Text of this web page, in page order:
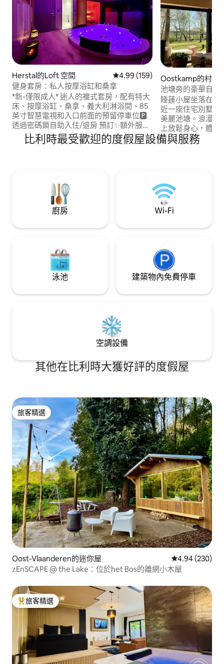
Herstal的Loft 空間 從 159 則評價中獲得 4.99 的平均
4.99 (159)
健身套房：私人按摩浴缸和桑拿
*新-僅限成人* 迷人的複式套房，配有特大
床、按摩浴缸、桑拿、義大利淋浴間、85
英寸智慧電視和入口前面的預留停車位🅿️
透過密碼鎖自助入住/退房 預訂✨額外服
務： 提前 🕓 入場（下午 4:15 而不是下午
6:00） 🕐 延遲退房（下午 1 點，而非上午
Oostkamp的村舍
池塘旁的豪華自然
睡蓮小屋坐落在一
近一座住宅別墅花
美麗池塘。浪漫的
上放鬆身心，體
桶式桑拿房（免費
華的裝潢，配備
麗。
比利時最受歡迎的度假屋設備與服務
廚房 Wi-Fi
泳池 建築物內免費停車
空調設備
其他在比利時大獲好評的度假屋
旅客精選
旅客精選
Oost-Vlaanderen的迷你屋 從 230 則評價
4.94 (230)
zEnSCAPE @ the Lake：位於het Bos的離網小木屋
旅客精選榜首
旅客精選